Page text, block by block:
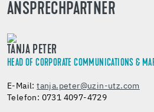
ANSPRECHPARTNER
TANJA PETER
HEAD OF CORPORATE COMMUNICATIONS &
E-Mail:tanja.peter@uzin-utz.com
Telefon: 0731 4097-4729